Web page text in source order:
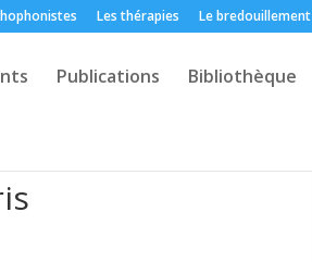
Les thérapies Le bredouillement
Publications Bibliothèque